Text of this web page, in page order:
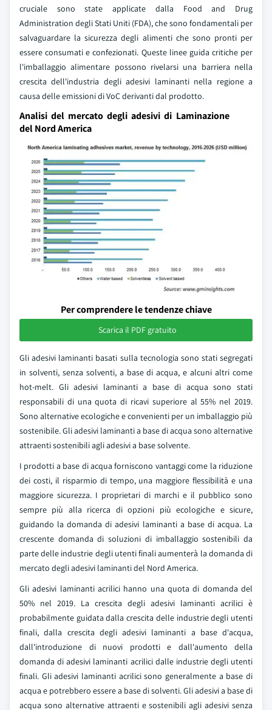
cruciale sono state applicate dalla Food and Drug
Administration degli Stati Uniti (FDA), che sono fondamentali per
salvaguardare la sicurezza degli alimenti che sono pronti per
essere consumati e confezionati. Queste linee guida critiche per
l'imballaggio alimentare possono rivelarsi una barriera nella
crescita dell'industria degli adesivi laminanti nella regione a
causa delle emissioni di VoC derivanti dal prodotto.
Analisi del mercato degli adesivi di Laminazione
del Nord America
Per comprendere le tendenze chiave
Scarica il PDF gratuito
Gli adesivi laminanti basati sulla tecnologia sono stati segregati
in solventi, senza solventi, a base di acqua, e alcuni altri come
hot-melt. Gli adesivi laminanti a base di acqua sono stati
responsabili di una quota di ricavi superiore al 55% nel 2019.
Sono alternative ecologiche e convenienti per un imballaggio più
sostenibile. Gli adesivi laminanti a base di acqua sono alternative
attraenti sostenibili agli adesivi a base solvente.
I prodotti a base di acqua forniscono vantaggi come la riduzione
dei costi, il risparmio di tempo, una maggiore flessibilità e una
maggiore sicurezza. I proprietari di marchi e il pubblico sono
sempre più alla ricerca di opzioni più ecologiche e sicure,
guidando la domanda di adesivi laminanti a base di acqua. La
crescente domanda di soluzioni di imballaggio sostenibili da
parte delle industrie degli utenti finali aumenterà la domanda di
mercato degli adesivi laminanti del Nord America.
Gli adesivi laminanti acrilici hanno una quota di domanda del
50% nel 2019. La crescita degli adesivi laminanti acrilici è
probabilmente guidata dalla crescita delle industrie degli utenti
finali, dalla crescita degli adesivi laminanti a base d'acqua,
dall'introduzione di nuovi prodotti e dall'aumento della
domanda di adesivi laminanti acrilici dalle industrie degli utenti
finali. Gli adesivi laminanti acrilici sono generalmente a base di
acqua e potrebbero essere a base di solventi. Gli adesivi a base di
acqua sono alternative attraenti e sostenibili agli adesivi senza